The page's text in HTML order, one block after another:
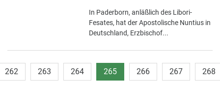
In Paderborn, anläßlich des Libori-
Fesates, hat der Apostolische Nuntius in
Deutschland, Erzbischof...
262 263 264 265 266 267 268